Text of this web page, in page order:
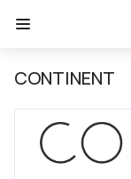
CONTINENT